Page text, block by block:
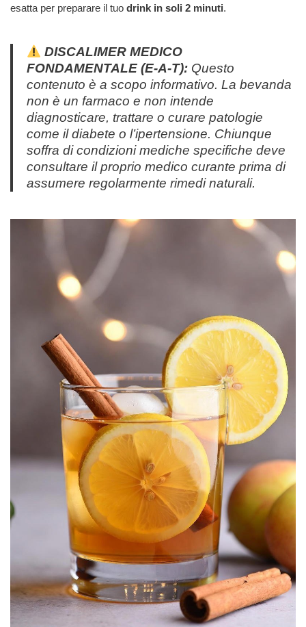
esatta per preparare il tuo drink in soli 2 minuti.
DISCALIMER MEDICO
FONDAMENTALE (E-A-T): Questo
contenuto è a scopo informativo. La bevanda
non è un farmaco e non intende
diagnosticare, trattare o curare patologie
come il diabete o l’ipertensione. Chiunque
soffra di condizioni mediche specifiche deve
consultare il proprio medico curante prima di
assumere regolarmente rimedi naturali.